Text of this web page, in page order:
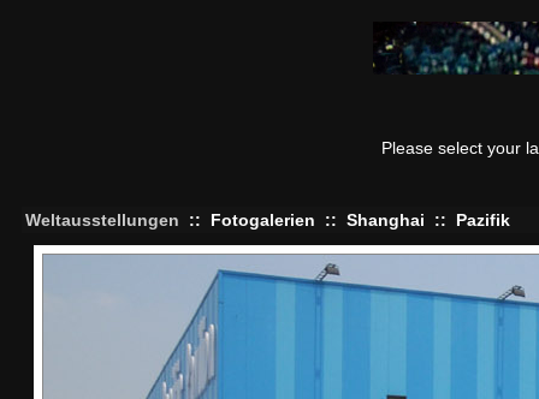
Please select your
Weltausstellungen :: Fotogalerien :: Shanghai :: Pazifik